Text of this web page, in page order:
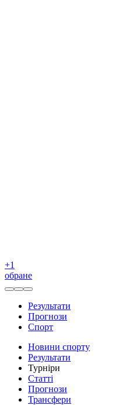
+1
обране
Результати
Прогнози
Спорт
Новини спорту
Результати
Турніри
Статті
Прогнози
Трансфери